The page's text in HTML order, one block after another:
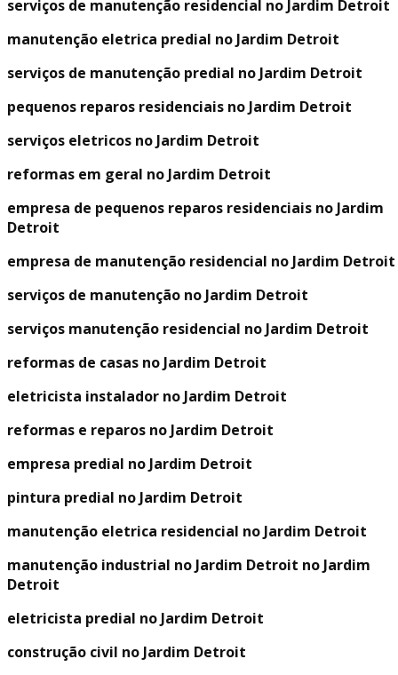
serviços de manutenção residencial no Jardim Detroit
manutenção eletrica predial no Jardim Detroit
serviços de manutenção predial no Jardim Detroit
pequenos reparos residenciais no Jardim Detroit
serviços eletricos no Jardim Detroit
reformas em geral no Jardim Detroit
empresa de pequenos reparos residenciais no Jardim
Detroit
empresa de manutenção residencial no Jardim Detroit
serviços de manutenção no Jardim Detroit
serviços manutenção residencial no Jardim Detroit
reformas de casas no Jardim Detroit
eletricista instalador no Jardim Detroit
reformas e reparos no Jardim Detroit
empresa predial no Jardim Detroit
pintura predial no Jardim Detroit
manutenção eletrica residencial no Jardim Detroit
manutenção industrial no Jardim Detroit no Jardim
Detroit
eletricista predial no Jardim Detroit
construção civil no Jardim Detroit